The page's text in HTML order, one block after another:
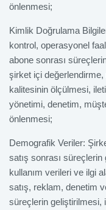
önlenmesi;
Kimlik Doğrulama
kontrol, operasyonel
abone sonrası
şirket içi
kalitesinin ölçülmesi,
yönetimi, denetim,
önlenmesi;
Demografik Veriler:
satış sonrası
kullanım verileri ve ilgi
satış, reklam, denetim
süreçlerin geliştirilmesi,